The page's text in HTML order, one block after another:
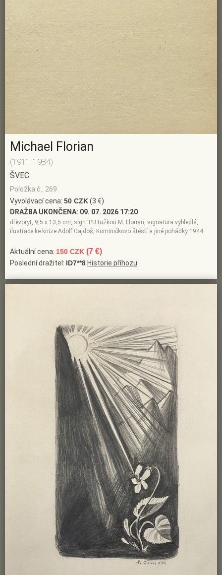
Michael Florian
(1911-1984)
ŠVEC
Položka č.: 269
Vyvolávací cena: 50 CZK(3 €)
DRAŽBA UKONČENA: 09. 07. 2026 17:20
dřevoryt, 9,5 x 13,5 cm, sign. PU tužkou M. Florian, signatura vybledlá,
ilustrace ke knize Adolf Gajdoš, Kominičkovo štěstí a jiné pohádky 1944
Aktuální cena: 150 CZK (7 €)
Poslední dražitel: ID7**8 Historie příhozu